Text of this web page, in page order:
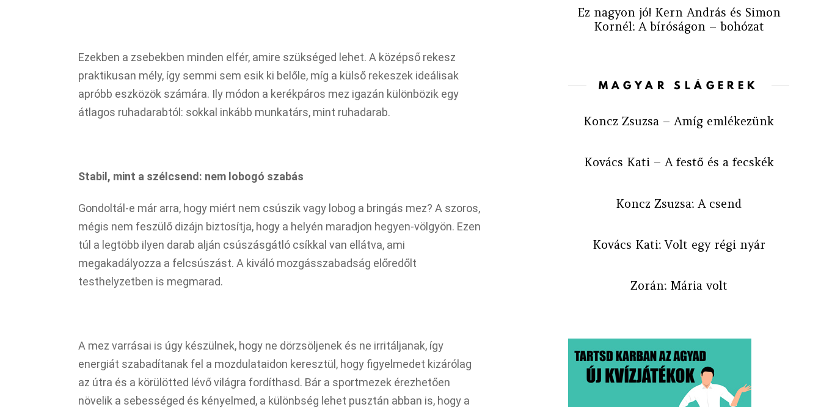
Ezekben a zsebekben minden elfér, amire szükséged lehet. A középső rekesz
praktikusan mély, így semmi sem esik ki belőle, míg a külső rekeszek ideálisak
apróbb eszközök számára. Ily módon a kerékpáros mez igazán különbözik egy
átlagos ruhadarabtól: sokkal inkább munkatárs, mint ruhadarab.
Stabil, mint a szélcsend: nem lobogó szabás
Gondoltál-e már arra, hogy miért nem csúszik vagy lobog a bringás mez? A szoros,
mégis nem feszülő dizájn biztosítja, hogy a helyén maradjon hegyen-völgyön. Ezen
túl a legtöbb ilyen darab alján csúszásgátló csíkkal van ellátva, ami
megakadályozza a felcsúszást. A kiváló mozgásszabadság előredőlt
testhelyzetben is megmarad.
A mez varrásai is úgy készülnek, hogy ne dörzsöljenek és ne irritáljanak, így
energiát szabadítanak fel a mozdulataidon keresztül, hogy figyelmedet kizárólag
az útra és a körülötted lévő világra fordíthasd. Bár a sportmezek érezhetően
növelik a sebességed és kényelmed, a különbség lehet pusztán abban is, hogy a
Ez nagyon jó! Kern András és Simon
Kornél: A bíróságon – bohózat
MAGYAR SLÁGEREK
Koncz Zsuzsa – Amíg emlékezünk
Kovács Kati – A festő és a fecskék
Koncz Zsuzsa: A csend
Kovács Kati: Volt egy régi nyár
Zorán: Mária volt